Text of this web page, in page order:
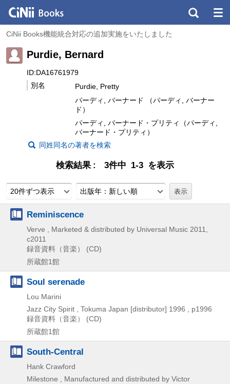
CiNii Books機能統合対応の追加実施をいたしました
Purdie, Bernard
ID:DA16761979
別名
Purdie, Pretty
パーディ, バーナード （パーディ, バーナー
ド）
パーディ, バーナード・プリティ（パーディ,
バーナード・プリティ）
同姓同名の著者を検索
検索結果 3件中 1-3 を表示
20件ずつ表示 出版年：新しい順
Reminiscence
Verve , Marketed & distributed by Universal Music 2011,
c2011
録音資料（音楽） (CD)
所蔵館1館
Soul serenade
Lou Marini
Jazz City Spirit , Tokuma Japan [distributor] 1996 , p1996
録音資料（音楽） (CD)
所蔵館1館
South-Central
Hank Crawford
Milestone , Manufactured and distributed by Victor